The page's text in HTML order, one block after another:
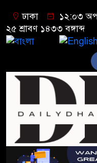
ঢাকা
১২:০৩
২৫ শ্রাবণ ১৪৩৩ বঙ্গাব্দ